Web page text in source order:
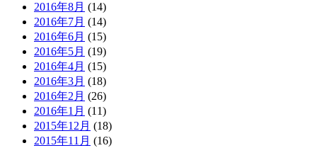
2016年8月 (14)
2016年7月 (14)
2016年6月 (15)
2016年5月 (19)
2016年4月 (15)
2016年3月 (18)
2016年2月 (26)
2016年1月 (11)
2015年12月 (18)
2015年11月 (16)